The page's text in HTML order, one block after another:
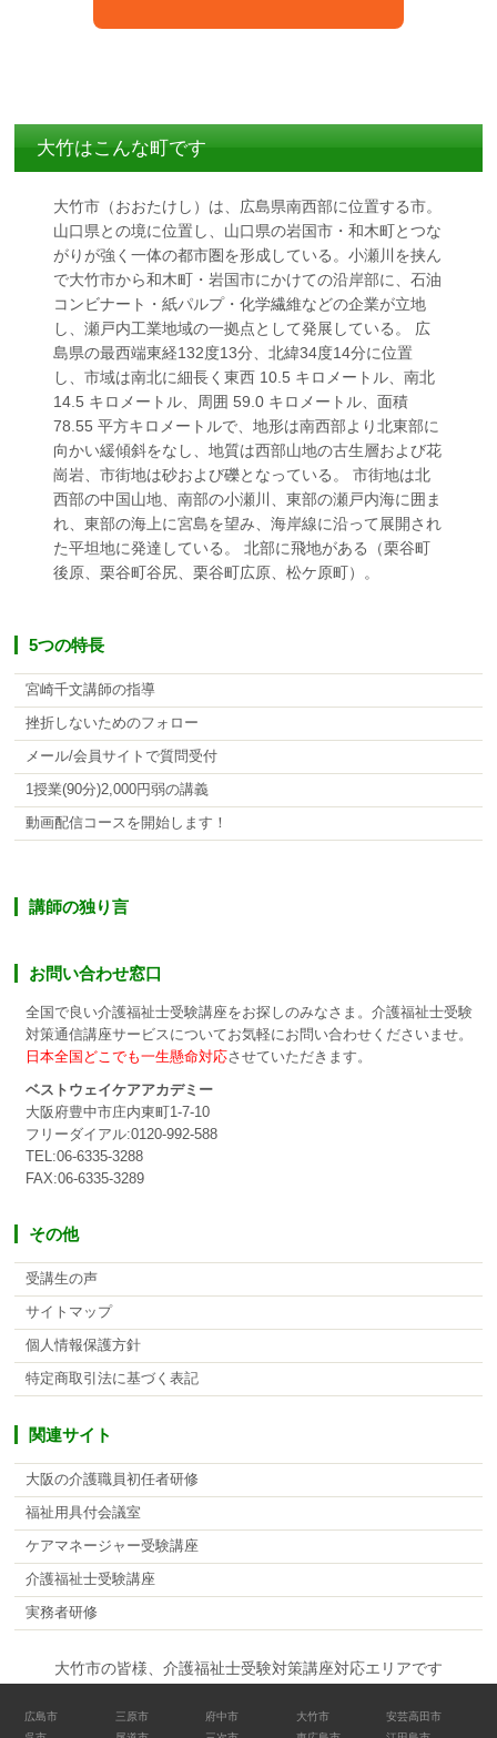
大竹はこんな町です
大竹市（おおたけし）は、広島県南西部に位置する市。
山口県との境に位置し、山口県の岩国市・和木町とつな
がりが強く一体の都市圏を形成している。小瀬川を挟ん
で大竹市から和木町・岩国市にかけての沿岸部に、石油
コンビナート・紙パルプ・化学繊維などの企業が立地
し、瀬戸内工業地域の一拠点として発展している。 広
島県の最西端東経132度13分、北緯34度14分に位置
し、市域は南北に細長く東西 10.5 キロメートル、南北
14.5 キロメートル、周囲 59.0 キロメートル、面積
78.55 平方キロメートルで、地形は南西部より北東部に
向かい緩傾斜をなし、地質は西部山地の古生層および花
崗岩、市街地は砂および礫となっている。 市街地は北
西部の中国山地、南部の小瀬川、東部の瀬戸内海に囲ま
れ、東部の海上に宮島を望み、海岸線に沿って展開され
た平坦地に発達している。 北部に飛地がある（栗谷町
後原、栗谷町谷尻、栗谷町広原、松ケ原町）。
5つの特長
宮崎千文講師の指導
挫折しないためのフォロー
メール/会員サイトで質問受付
1授業(90分)2,000円弱の講義
動画配信コースを開始します！
講師の独り言
お問い合わせ窓口
全国で良い介護福祉士受験講座をお探しのみなさま。介護福祉士受験
対策通信講座サービスについてお気軽にお問い合わせくださいませ。
日本全国どこでも一生懸命対応させていただきます。
ベストウェイケアアカデミー
大阪府豊中市庄内東町1-7-10
フリーダイアル:0120-992-588
TEL:06-6335-3288
FAX:06-6335-3289
その他
受講生の声
サイトマップ
個人情報保護方針
特定商取引法に基づく表記
関連サイト
大阪の介護職員初任者研修
福祉用具付会議室
ケアマネージャー受験講座
介護福祉士受験講座
実務者研修
大竹市の皆様、介護福祉士受験対策講座対応エリアです
広島市
三原市
府中市
大竹市
安芸高田市